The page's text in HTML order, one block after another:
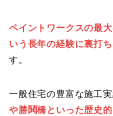
ペイントワークスの最
いう長年の経験に裏打
す。
一般住宅の豊富な施工実
や勝鬨橋といった歴史